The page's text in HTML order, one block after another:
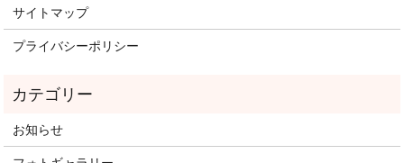
サイトマップ
プライバシーポリシー
お知らせ